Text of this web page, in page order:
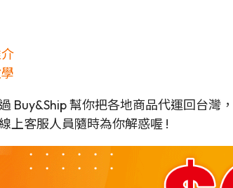
Buy&Ship 幫你把各地商品代運回台灣
上客服人員隨時為你解惑喔 !